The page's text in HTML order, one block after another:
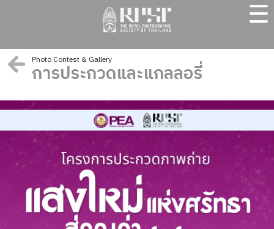
☰
Photo Contest & Gallery
การประกวดและแกลลอรี่